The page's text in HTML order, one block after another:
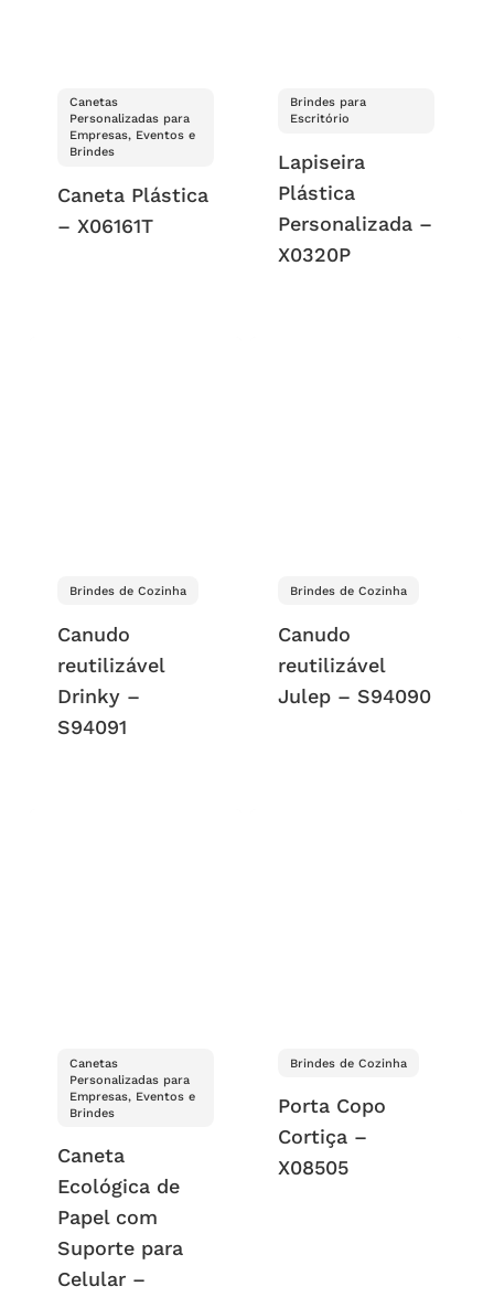
Canetas
Personalizadas para
Empresas, Eventos e
Brindes
Caneta Plástica
– X06161T
Brindes para
Escritório
Lapiseira
Plástica
Personalizada –
X0320P
Brindes de Cozinha
Canudo
reutilizável
Drinky –
S94091
Brindes de Cozinha
Canudo
reutilizável
Julep – S94090
Canetas
Personalizadas para
Empresas, Eventos e
Brindes
Caneta
Ecológica de
Papel com
Suporte para
Celular –
Brindes de Cozinha
Porta Copo
Cortiça –
X08505